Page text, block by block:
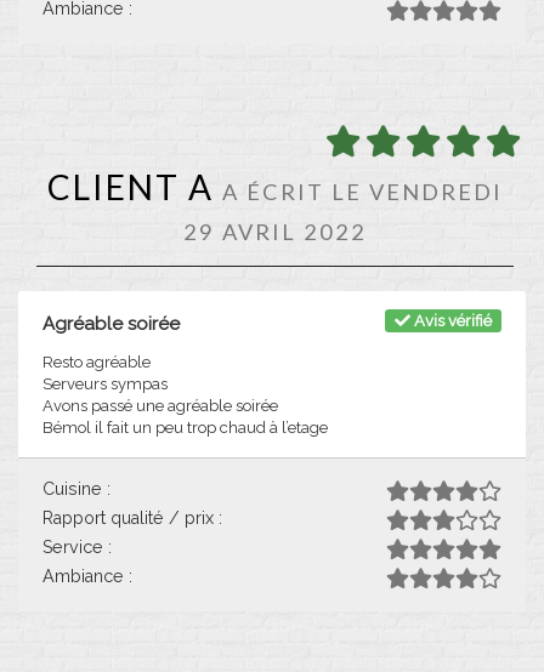
Ambiance :
CLIENT A A ÉCRIT LE VENDREDI
29 AVRIL 2022
Avis vérifié
Agréable soirée
Resto agréable
Serveurs sympas
Avons passé une agréable soirée
Bémol il fait un peu trop chaud à l’etage
Cuisine :
Rapport qualité / prix :
Service :
Ambiance :